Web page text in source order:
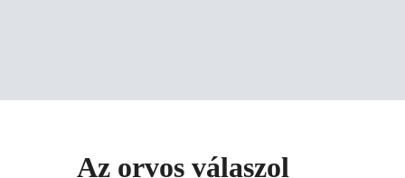
Az orvos válaszol